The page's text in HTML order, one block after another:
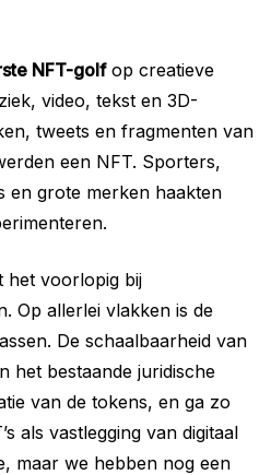
NFT-golfop creatieve
video, tekst en 3D-
tweets en fragmenten van
een NFT. Sporters,
en grote merken haakten
het voorlopig bij
Op allerlei vlakken is de
De schaalbaarheid van
het bestaande juridische
van de tokens, en ga zo
als vastlegging van digitaal
maar we hebben nog een